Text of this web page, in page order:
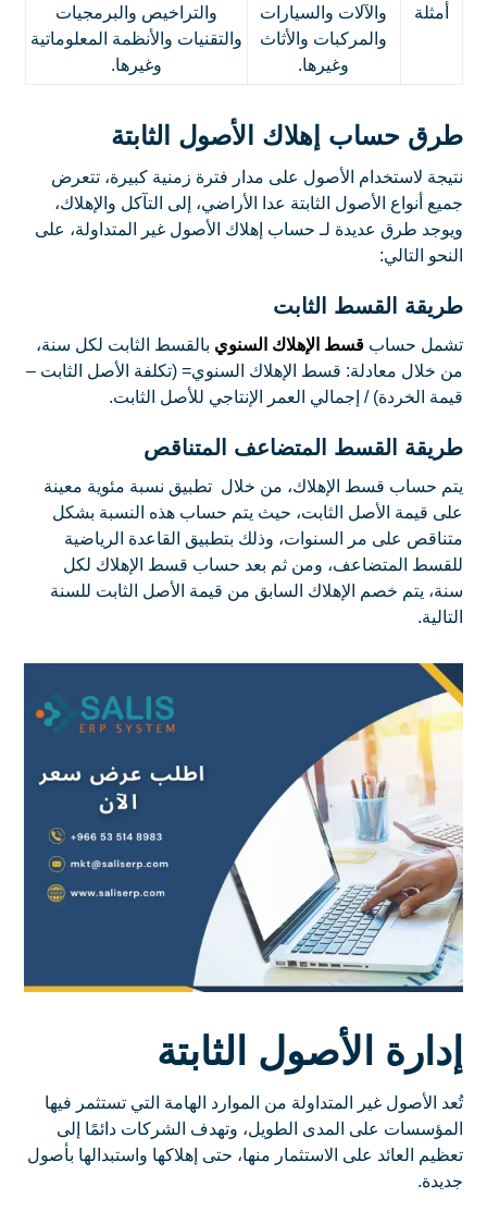
أمثلة
والآلات والسيارات
والمركبات والأثاث
وغيرها.
والتراخيص والبرمجيات
والتقنيات والأنظمة المعلوماتية
وغيرها.
طرق حساب إهلاك الأصول الثابتة
نتيجة لاستخدام الأصول على مدار فترة زمنية كبيرة، تتعرض
جميع أنواع الأصول الثابتة عدا الأراضي، إلى التآكل والإهلاك،
ويوجد طرق عديدة لـ حساب إهلاك الأصول غير المتداولة، على
النحو التالي:
طريقة القسط الثابت
تشمل حسابقسط الإهلاك السنوي بالقسط الثابت لكل سنة،
من خلال معادلة: قسط الإهلاك السنوي= (تكلفة الأصل الثابت –
قيمة الخردة) / إجمالي العمر الإنتاجي للأصل الثابت.
طريقة القسط المتضاعف المتناقص
يتم حساب قسط الإهلاك، من خلال تطبيق نسبة مئوية معينة
على قيمة الأصل الثابت، حيث يتم حساب هذه النسبة بشكل
متناقص على مر السنوات، وذلك بتطبيق القاعدة الرياضية
للقسط المتضاعف، ومن ثم بعد حساب قسط الإهلاك لكل
سنة، يتم خصم الإهلاك السابق من قيمة الأصل الثابت للسنة
التالية.
إدارة الأصول الثابتة
تُعد الأصول غير المتداولة من الموارد الهامة التي تستثمر فيها
المؤسسات على المدى الطويل، وتهدف الشركات دائمًا إلى
تعظيم العائد على الاستثمار منها، حتى إهلاكها واستبدالها بأصول
جديدة.